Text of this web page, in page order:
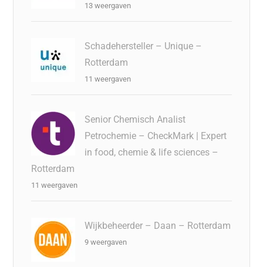
13 weergaven
Schadehersteller – Unique –
Rotterdam
11 weergaven
Senior Chemisch Analist
Petrochemie – CheckMark | Expert
in food, chemie & life sciences –
Rotterdam
11 weergaven
Wijkbeheerder – Daan – Rotterdam
9 weergaven